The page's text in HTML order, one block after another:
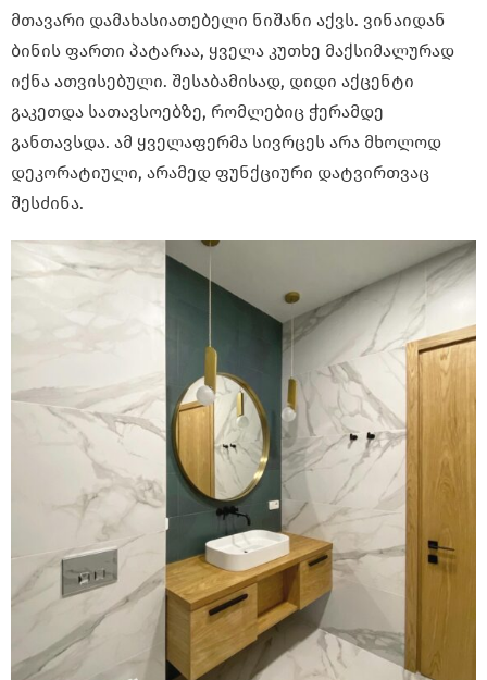
მთავარი დამახასიათებელი ნიშანი აქვს. ვინაიდან
ბინის ფართი პატარაა, ყველა კუთხე მაქსიმალურად
იქნა ათვისებული. შესაბამისად, დიდი აქცენტი
გაკეთდა სათავსოებზე, რომლებიც ჭერამდე
განთავსდა. ამ ყველაფერმა სივრცეს არა მხოლოდ
დეკორატიული, არამედ ფუნქციური დატვირთვაც
შესძინა.